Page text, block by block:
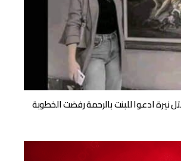
نيرة ادعوا للبنت بالرحمة رفضت الخطوبة